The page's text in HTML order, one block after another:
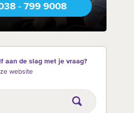
- 799 9008
aan de slag met je vraag?
website